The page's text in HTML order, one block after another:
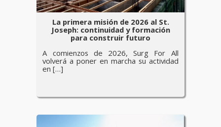
La primera misión de 2026 al St.
Joseph: continuidad y formación
para construir futuro
A comienzos de 2026, Surg For All
volverá a poner en marcha su actividad
en […]